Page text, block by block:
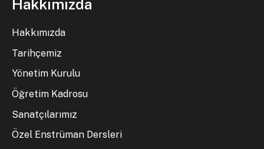
Hakkımızda
Hakkımızda
Tarihçemiz
Yönetim Kurulu
Öğretim Kadrosu
Sanatçılarımız
Özel Enstrüman Dersleri